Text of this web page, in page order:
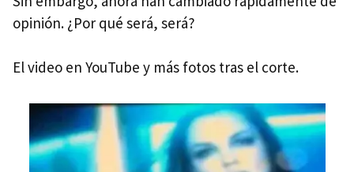
opinión. ¿Por qué será, será?
El video en YouTube y más fotos tras el corte.